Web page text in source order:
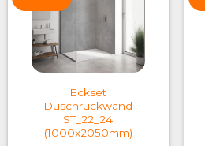
Eckset
Duschrückwand
ST_22_24
(1000x2050mm)